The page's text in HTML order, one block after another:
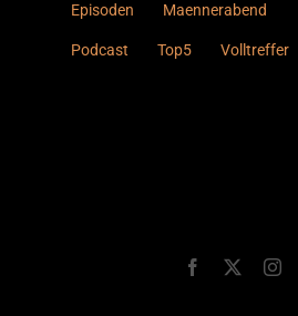
Episoden Maennerabend
Podcast Top5 Volltreffer